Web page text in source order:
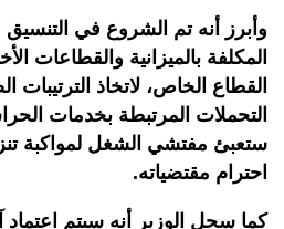
وأبرز أنه تم الشروع في التنسيق
المكلفة بالميزانية والقطاعات
القطاع الخاص، لاتخاذ الترتيبات
التحملات المرتبطة بخدمات
ستعبئ مفتشي الشغل لمواكبة
احترام مقتضياته.
كما سجل الوزير أنه سيتم اعتماد